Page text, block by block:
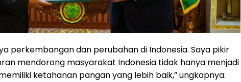
perkembangan dan perubahan di Indonesia. Saya pikir
mendorong masyarakat Indonesia tidak hanya menjadi
ketahanan pangan yang lebih baik,” ungkapnya.